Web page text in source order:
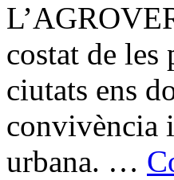
costat de les
ciutats ens
convivència
urbana. …